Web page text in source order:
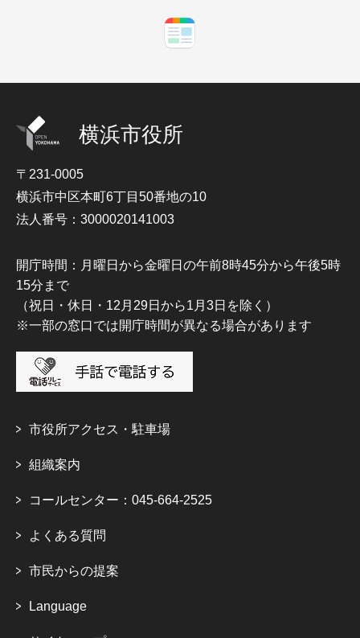
横浜市役所
〒231-0005
横浜市中区本町6丁目50番地の10
法人番号：3000020141003
開庁時間：月曜日から金曜日の午前8時45分から午後5時
15分まで
（祝日・休日・12月29日から1月3日を除く）
※一部の窓口では開庁時間が異なる場合があります
市役所アクセス・駐車場
組織案内
コールセンター：045-664-2525
よくある質問
市民からの提案
Language